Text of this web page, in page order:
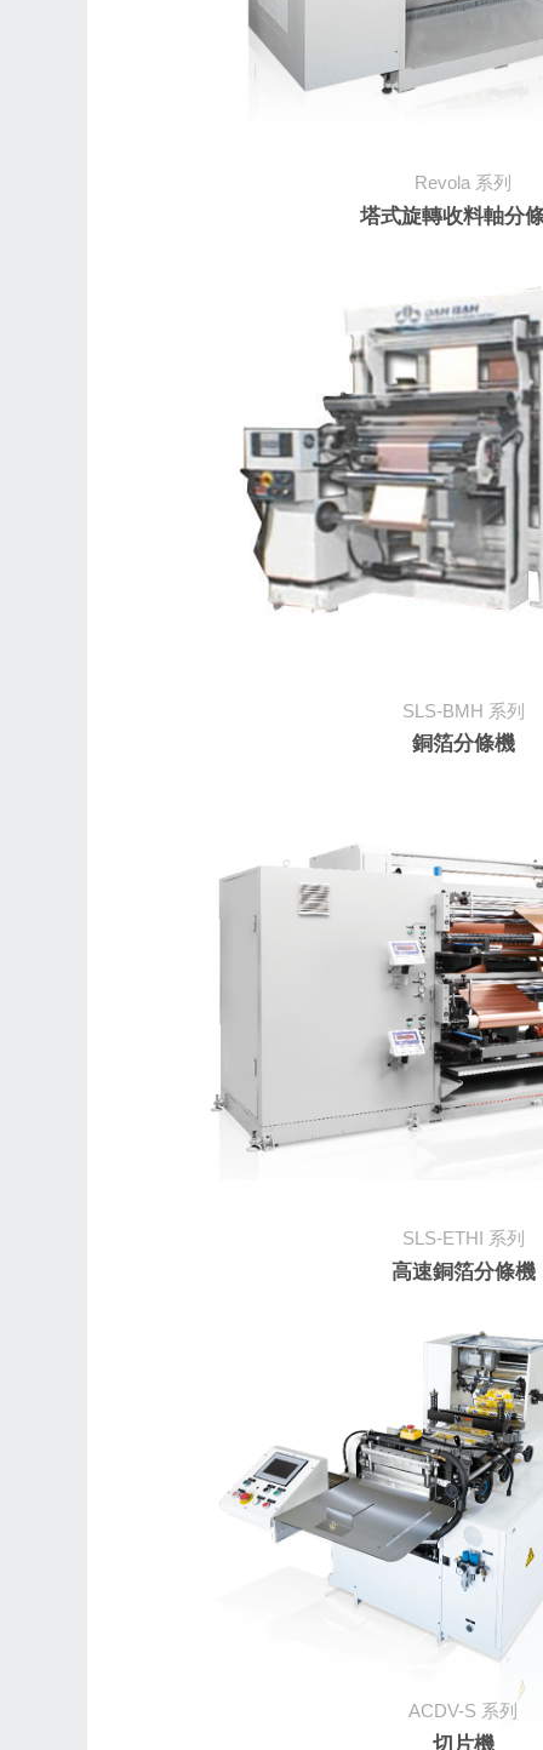
Revola 系列
塔式旋轉收料軸分
SLS-BMH 系列
銅箔分條機
SLS-ETHI 系列
高速銅箔分條機
ACDV-S 系列
切片機